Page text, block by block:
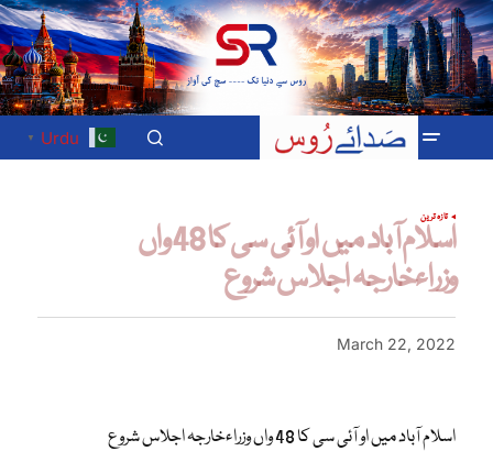
Urdu
▼
تازہ ترین
اسلام آباد میں او آئی سی کا 48 واں
وزراءخارجہ اجلاس شروع
March 22, 2022
اسلام آباد میں او آئی سی کا 48 واں وزراءخارجہ اجلاس شروع